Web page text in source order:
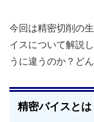
今回は精密切削の
イスについて解説
うに違うのか？ど
精密バイスとは